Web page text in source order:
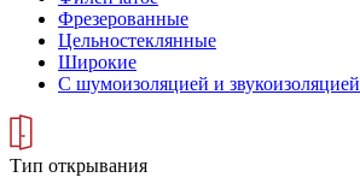
Фрезерованные
Цельностеклянные
Широкие
С шумоизоляцией и звукоизоляцией
Тип открывания